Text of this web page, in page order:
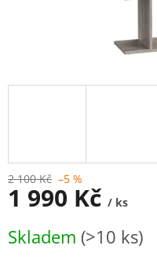
2 100 Kč –5 %
1 990 Kč / ks
cena:
Skladem (>10 ks)